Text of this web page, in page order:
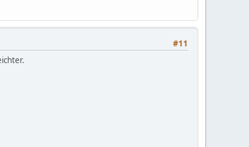
#11